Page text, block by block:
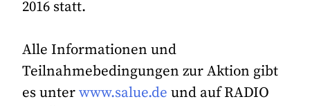
2016 statt.
Alle Informationen und
Teilnahmebedingungen zur Aktion gibt
es unterwww.salue.de und auf RADIO